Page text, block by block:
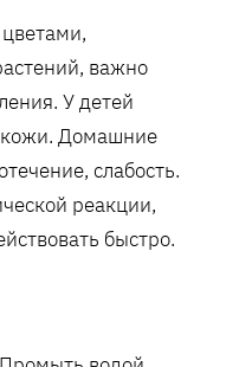
важно
У детей
Домашние
слабость.
реакции,
быстро.